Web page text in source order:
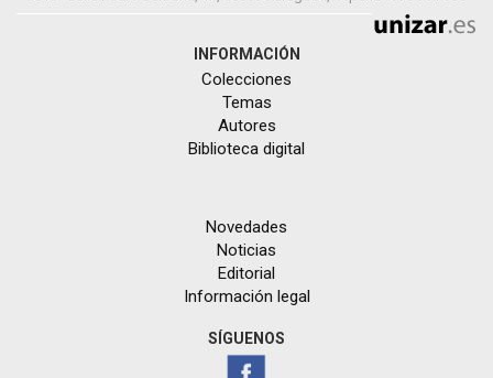
INFORMACIÓN
Colecciones
Temas
Autores
Biblioteca digital
Novedades
Noticias
Editorial
Información legal
SÍGUENOS